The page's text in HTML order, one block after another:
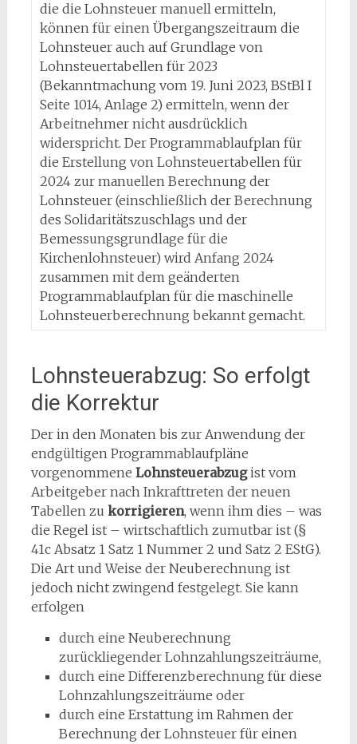
die die Lohnsteuer manuell ermitteln,
können für einen Übergangszeitraum die
Lohnsteuer auch auf Grundlage von
Lohnsteuertabellen für 2023
(Bekanntmachung vom 19. Juni 2023, BStBl I
Seite 1014, Anlage 2) ermitteln, wenn der
Arbeitnehmer nicht ausdrücklich
widerspricht. Der Programmablaufplan für
die Erstellung von Lohnsteuertabellen für
2024 zur manuellen Berechnung der
Lohnsteuer (einschließlich der Berechnung
des Solidaritätszuschlags und der
Bemessungsgrundlage für die
Kirchenlohnsteuer) wird Anfang 2024
zusammen mit dem geänderten
Programmablaufplan für die maschinelle
Lohnsteuerberechnung bekannt gemacht.
Lohnsteuerabzug: So erfolgt
die Korrektur
Der in den Monaten bis zur Anwendung der
endgültigen Programmablaufpläne
vorgenommene Lohnsteuerabzugist vom
Arbeitgeber nach Inkrafttreten der neuen
Tabellen zu korrigieren, wenn ihm dies – was
die Regel ist – wirtschaftlich zumutbar ist (§
41c Absatz 1 Satz 1 Nummer 2 und Satz 2 EStG).
Die Art und Weise der Neuberechnung ist
jedoch nicht zwingend festgelegt. Sie kann
erfolgen
durch eine Neuberechnung
zurückliegender Lohnzahlungszeiträume,
durch eine Differenzberechnung für diese
Lohnzahlungszeiträume oder
durch eine Erstattung im Rahmen der
Berechnung der Lohnsteuer für einen